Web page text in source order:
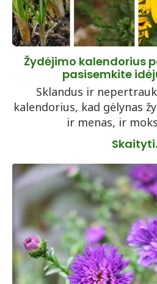
Žydėjimo kalendorius
pasisemkite
Sklandus ir
kalendorius, kad gėlynas
ir menas, ir